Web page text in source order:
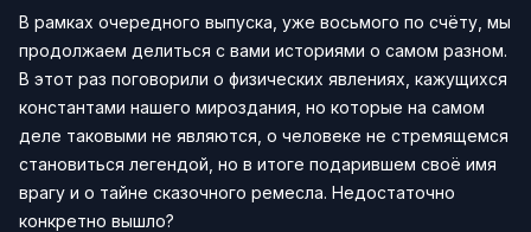
В рамках очередного выпуска, уже восьмого по счёту, мы
продолжаем делиться с вами историями о самом разном.
В этот раз поговорили о физических явлениях, кажущихся
константами нашего мироздания, но которые на самом
деле таковыми не являются, о человеке не стремящемся
становиться легендой, но в итоге подарившем своё имя
врагу и о тайне сказочного ремесла. Недостаточно
конкретно вышло?